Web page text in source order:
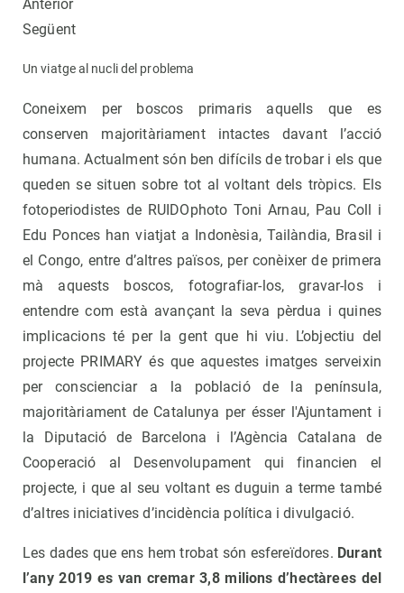
Anterior
Següent
Un viatge al nucli del problema
Coneixem per boscos primaris aquells que es
conserven majoritàriament intactes davant l’acció
humana. Actualment són ben difícils de trobar i els que
queden se situen sobre tot al voltant dels tròpics. Els
fotoperiodistes de RUIDOphoto Toni Arnau, Pau Coll i
Edu Ponces han viatjat a Indonèsia, Tailàndia, Brasil i
el Congo, entre d’altres països, per conèixer de primera
mà aquests boscos, fotografiar-los, gravar-los i
entendre com està avançant la seva pèrdua i quines
implicacions té per la gent que hi viu. L’objectiu del
projecte PRIMARY és que aquestes imatges serveixin
per conscienciar a la població de la península,
majoritàriament de Catalunya per ésser l'Ajuntament i
la Diputació de Barcelona i l’Agència Catalana de
Cooperació al Desenvolupament qui financien el
projecte, i que al seu voltant es duguin a terme també
d’altres iniciatives d’incidència política i divulgació.
Les dades que ens hem trobat són esfereïdores. Durant
l’any 2019 es van cremar 3,8 milions d’hectàrees del